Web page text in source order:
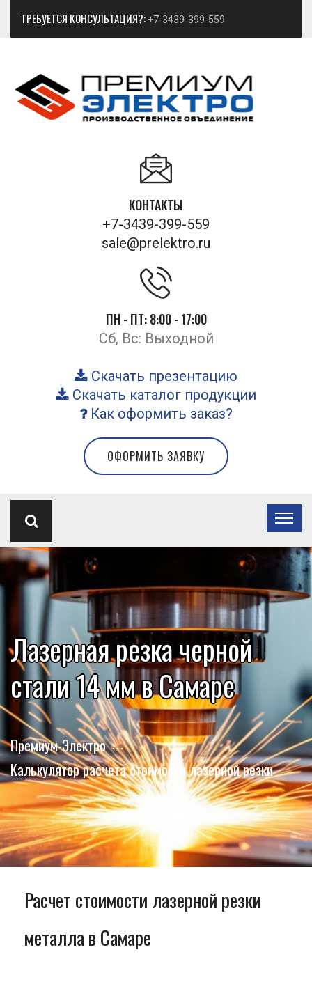
ТРЕБУЕТСЯ КОНСУЛЬТАЦИЯ?: +7-3439-399-559
КОНТАКТЫ
+7-3439-399-559
sale@prelektro.ru
ПН - ПТ: 8:00 - 17:00
Сб, Вс: Выходной
Скачать презентацию
Скачать каталог продукции
Как оформить заказ?
ОФОРМИТЬ ЗАЯВКУ
Лазерная резка черной
стали 14 мм в Самаре
Премиум-Электро
Калькулятор расчета стоимости лазерной резки
Расчет стоимости лазерной резки
металла в Самаре